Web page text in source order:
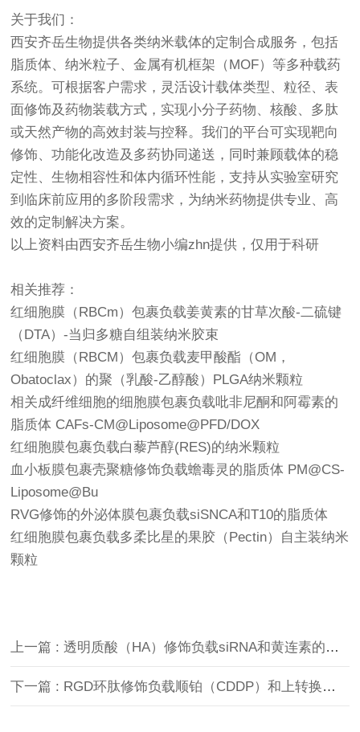
关于我们：
西安齐岳生物提供各类纳米载体的定制合成服务，包括
脂质体、纳米粒子、金属有机框架（MOF）等多种载药
系统。可根据客户需求，灵活设计载体类型、粒径、表
面修饰及药物装载方式，实现小分子药物、核酸、多肽
或天然产物的高效封装与控释。我们的平台可实现靶向
修饰、功能化改造及多药协同递送，同时兼顾载体的稳
定性、生物相容性和体内循环性能，支持从实验室研究
到临床前应用的多阶段需求，为纳米药物提供专业、高
效的定制解决方案。
以上资料由西安齐岳生物小编zhn提供，仅用于科研
相关推荐：
红细胞膜（RBCm）包裹负载姜黄素的甘草次酸-二硫键
（DTA）-当归多糖自组装纳米胶束
红细胞膜（RBCM）包裹负载麦甲酸酯（OM，
Obatoclax）的聚（乳酸-乙醇酸）PLGA纳米颗粒
相关成纤维细胞的细胞膜包裹负载吡非尼酮和阿霉素的
脂质体 CAFs-CM@Liposome@PFD/DOX
红细胞膜包裹负载白藜芦醇(RES)的纳米颗粒
血小板膜包裹壳聚糖修饰负载蟾毒灵的脂质体 PM@CS-
Liposome@Bu
RVG修饰的外泌体膜包裹负载siSNCA和T10的脂质体
红细胞膜包裹负载多柔比星的果胶（Pectin）自主装纳米
颗粒
上一篇 : 透明质酸（HA）修饰负载siRNA和黄连素的壳聚糖（CS）纳米粒
下一篇 : RGD环肽修饰负载顺铂（CDDP）和上转换纳米材料（UCNP）的PLGA纳米颗粒